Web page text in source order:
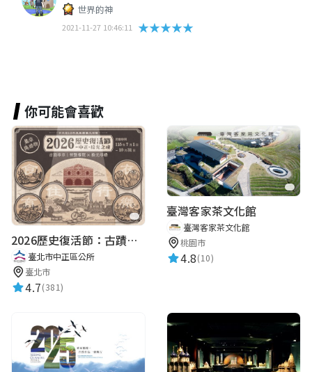
世界的神
2021-11-27 10:46:11 ★★★★★
你可能會喜歡
2026歷史復活節：古蹟尋章 | 智慧導覽 × 拾光尋禮
臺北市中正區公所
臺北市
4.7(381)
臺灣客家茶文化館
臺灣客家茶文化館
桃園市
4.8(10)